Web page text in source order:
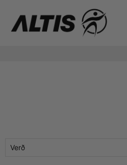
Verð